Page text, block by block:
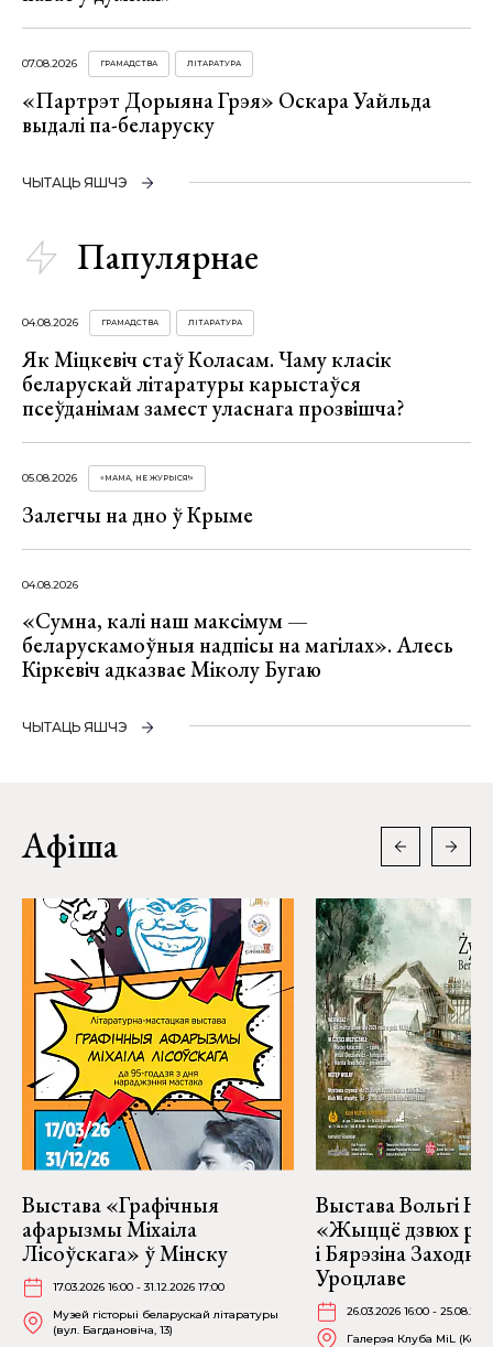
07.08.2026 ГРАМАДСТВА ЛІТАРАТУРА
«Партрэт Дорыяна Грэя» Оскара Уайльда
выдалі па-беларуску
ЧЫТАЦЬ ЯШЧЭ
Папулярнае
04.08.2026 ГРАМАДСТВА ЛІТАРАТУРА
Як Міцкевіч стаў Коласам. Чаму класік
беларускай літаратуры карыстаўся
псеўданімам замест уласнага прозвішча?
05.08.2026 «МАМА, НЕ ЖУРЫСЯ!»
Залегчы на дно ў Крыме
04.08.2026
«Сумна, калі наш максімум —
беларускамоўныя надпісы на магілах». Алесь
Кіркевіч адказвае Міколу Бугаю
ЧЫТАЦЬ ЯШЧЭ
Афіша
Выстава «Графічныя
афарызмы Міхаіла
Лісоўскага» ў Мінску
17.03.2026 16:00 - 31.12.2026 17:00
Музей гісторыі беларускай літаратуры
(вул. Багдановіча, 13)
Выстава Вольгі
«Жыццё дзвюх
і Бярэзіна
Уроцлаве
26.03.2026 16:00 -
Галерэя Клуба MiL